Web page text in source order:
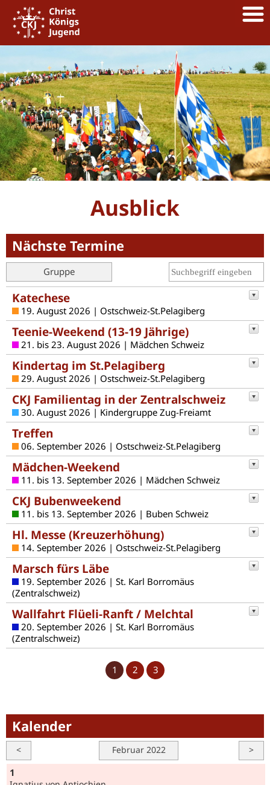
Ausblick
Nächste Termine
Gruppe
Katechese
19. August 2026 | Ostschweiz-St.Pelagiberg
Teenie-Weekend (13-19 Jährige)
21. bis 23. August 2026 | Mädchen Schweiz
Kindertag im St.Pelagiberg
29. August 2026 | Ostschweiz-St.Pelagiberg
CKJ Familientag in der Zentralschweiz
30. August 2026 | Kindergruppe Zug-Freiamt
Treffen
06. September 2026 | Ostschweiz-St.Pelagiberg
Mädchen-Weekend
11. bis 13. September 2026 | Mädchen Schweiz
CKJ Bubenweekend
11. bis 13. September 2026 | Buben Schweiz
Hl. Messe (Kreuzerhöhung)
14. September 2026 | Ostschweiz-St.Pelagiberg
Marsch fürs Läbe
19. September 2026 | St. Karl Borromäus
(Zentralschweiz)
Wallfahrt Flüeli-Ranft / Melchtal
20. September 2026 | St. Karl Borromäus
(Zentralschweiz)
1 2 3
Kalender
< >
Februar 2022
1